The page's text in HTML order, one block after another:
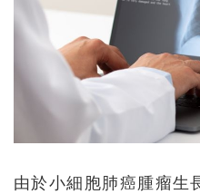
由於小細胞肺癌腫瘤生